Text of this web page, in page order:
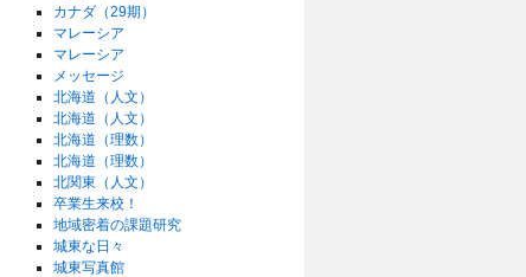
カナダ（29期）
マレーシア
マレーシア
メッセージ
北海道（人文）
北海道（人文）
北海道（理数）
北海道（理数）
北関東（人文）
卒業生来校！
地域密着の課題研究
城東な日々
城東写真館